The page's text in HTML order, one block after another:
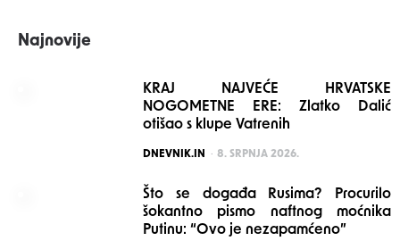
Najnovije
KRAJ NAJVEĆE HRVATSKE
NOGOMETNE ERE: Zlatko Dalić
otišao s klupe Vatrenih
POSTED
DNEVNIK.IN 8. SRPNJA 2026.
Što se događa Rusima? Procurilo
šokantno pismo naftnog moćnika
Putinu: “Ovo je nezapamćeno”